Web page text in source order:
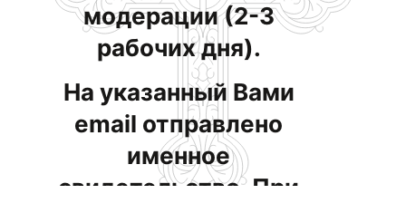
модерации (2-3
рабочих дня).
На указанный Вами
email отправлено
именное
свидетельство. При